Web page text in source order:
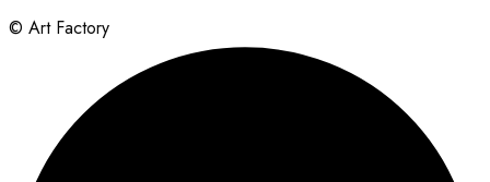
© Art Factory